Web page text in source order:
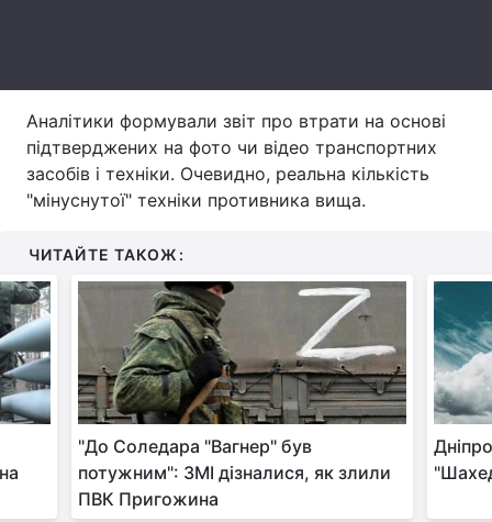
Тема оформлення
Аналітики формували звіт про втрати на основі
підтверджених на фото чи відео транспортних
засобів і техніки. Очевидно, реальна кількість
"мінуснутої" техніки противника вища.
ЧИТАЙТЕ ТАКОЖ:
"До Соледара "Вагнер" був
потужним": ЗМІ дізналися, як злили
ПВК Пригожина